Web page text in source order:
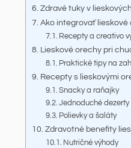
Zdravé tuky v
Ako integrovať lieskové
Recepty a creativo
Lieskové orechy pri
Praktické tipy na
Recepty s lieskovými
Snacky a raňajky
Jednoduché dezerty
Polievky a šaláty
Zdravotné benefity
Nutričné výhody